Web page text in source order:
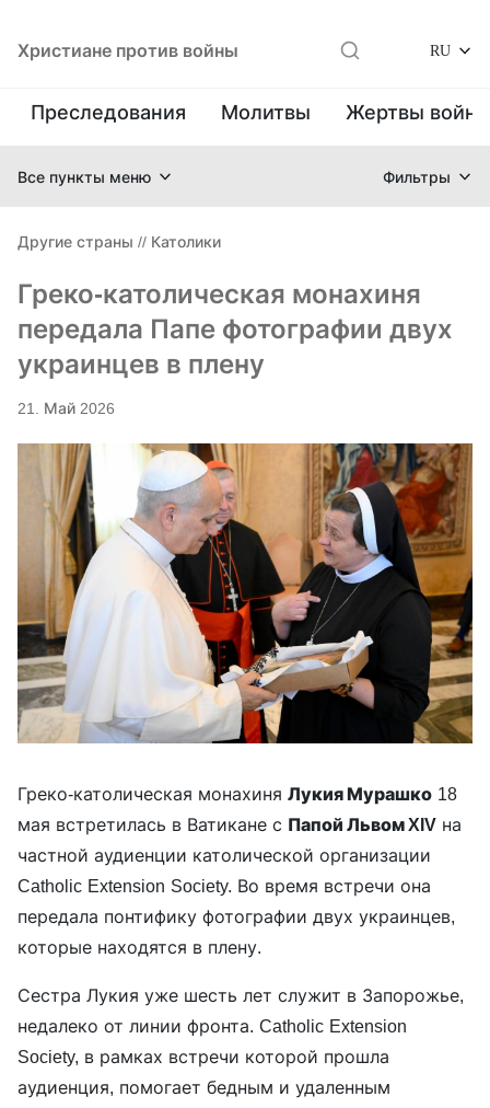
Христиане против войны RU
Преследования Молитвы Жертвы
Все пункты меню Фильтры
Другие страны // Католики
Греко-католическая монахиня
передала Папе фотографии двух
украинцев в плену
21. Май 2026
Греко-католическая монахиня Лукия Мурашко 18
мая встретилась в Ватикане с Папой Львом XIV на
частной аудиенции католической организации
Catholic Extension Society. Во время встречи она
передала понтифику фотографии двух украинцев,
которые находятся в плену.
Сестра Лукия уже шесть лет служит в Запорожье,
недалеко от линии фронта. Catholic Extension
Society, в рамках встречи которой прошла
аудиенция, помогает бедным и удаленным